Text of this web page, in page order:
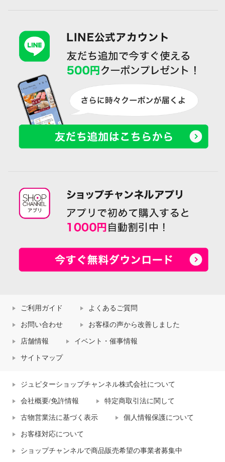
ご利用ガイド よくあるご質問
お問い合わせ お客様の声から改善しました
店舗情報 イベント・催事情報
サイトマップ
ジュピターショップチャンネル株式会社について
会社概要/免許情報 特定商取引法に関して
古物営業法に基づく表示 個人情報保護について
お客様対応について
ショップチャンネルで商品販売希望の事業者募集中